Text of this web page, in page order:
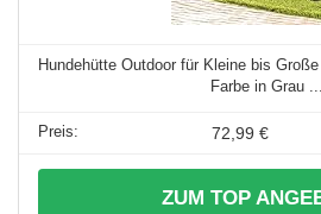
Hundehütte Outdoor für Kleine bis
Farbe in Grau ...
72,99 €
ZUM TOP